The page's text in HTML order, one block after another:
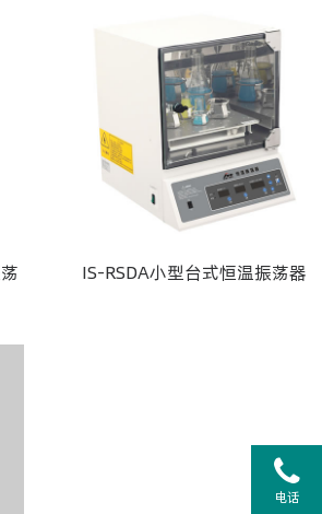
IS-RSDA小型台式恒温振荡器
电话